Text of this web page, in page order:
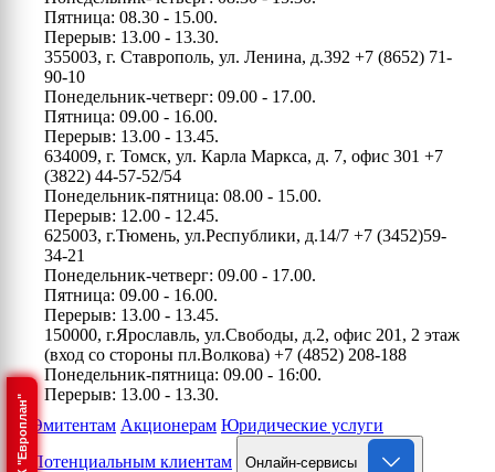
Пятница: 08.30 - 15.00.
Перерыв: 13.00 - 13.30.
355003, г. Ставрополь, ул. Ленина, д.392 +7 (8652) 71-
90-10
Понедельник-четверг: 09.00 - 17.00.
Пятница: 09.00 - 16.00.
Перерыв: 13.00 - 13.45.
634009, г. Томск, ул. Карла Маркса, д. 7, офис 301 +7
(3822) 44-57-52/54
Понедельник-пятница: 08.00 - 15.00.
Перерыв: 12.00 - 12.45.
625003, г.Тюмень, ул.Республики, д.14/7 +7 (3452)59-
34-21
Понедельник-четверг: 09.00 - 17.00.
Пятница: 09.00 - 16.00.
Перерыв: 13.00 - 13.45.
150000, г.Ярославль, ул.Свободы, д.2, офис 201, 2 этаж
(вход со стороны пл.Волкова) +7 (4852) 208-188
Понедельник-пятница: 09.00 - 16:00.
Перерыв: 13.00 - 13.30.
Эмитентам Акционерам Юридические услуги
Потенциальным клиентам
Онлайн-сервисы